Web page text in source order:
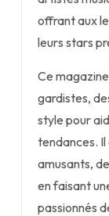
offrant aux
leurs stars
Ce
gardistes,
style pour
tendances.
amusants,
en faisant
passionnés